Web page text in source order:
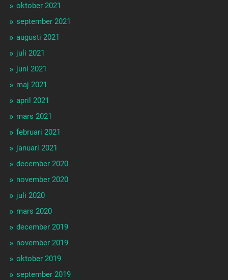
oktober 2021
september 2021
augusti 2021
juli 2021
juni 2021
maj 2021
april 2021
mars 2021
februari 2021
januari 2021
december 2020
november 2020
juli 2020
mars 2020
december 2019
november 2019
oktober 2019
september 2019